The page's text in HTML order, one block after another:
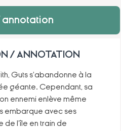
annotation
/ ANNOTATION
Guts s'abandonne à la
géante. Cependant, sa
ennemi enlève même
embarque avec ses
de l'île en train de